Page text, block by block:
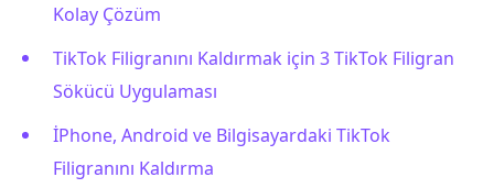
Kolay Çözüm
TikTok Filigranını Kaldırmak için 3 TikTok Filigran
Sökücü Uygulaması
İPhone, Android ve Bilgisayardaki TikTok
Filigranını Kaldırma